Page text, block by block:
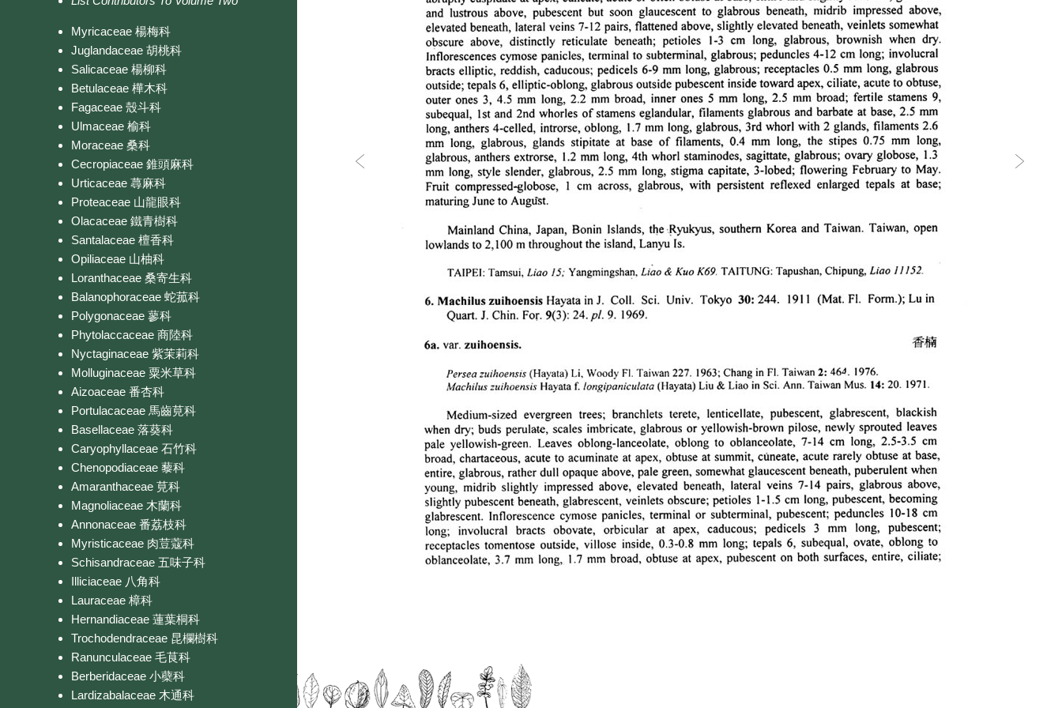
Myricaceae 楊梅科
Juglandaceae 胡桃科
Salicaceae 楊柳科
Betulaceae 樺木科
Fagaceae 殼斗科
Ulmaceae 榆科
Moraceae 桑科
Cecropiaceae 錐頭麻科
Urticaceae 蕁麻科
Proteaceae 山龍眼科
Olacaceae 鐵青樹科
Santalaceae 檀香科
Opiliaceae 山柚科
Loranthaceae 桑寄生科
Balanophoraceae 蛇菰科
Polygonaceae 蓼科
Phytolaccaceae 商陸科
Nyctaginaceae 紫茉莉科
Molluginaceae 粟米草科
Aizoaceae 番杏科
Portulacaceae 馬齒莧科
Basellaceae 落葵科
Caryophyllaceae 石竹科
Chenopodiaceae 藜科
Amaranthaceae 莧科
Magnoliaceae 木蘭科
Annonaceae 番荔枝科
Myristicaceae 肉荳蔻科
Schisandraceae 五味子科
Illiciaceae 八角科
Lauraceae 樟科
Hernandiaceae 蓮葉桐科
Trochodendraceae 昆欄樹科
Ranunculaceae 毛茛科
Berberidaceae 小蘗科
Lardizabalaceae 木通科